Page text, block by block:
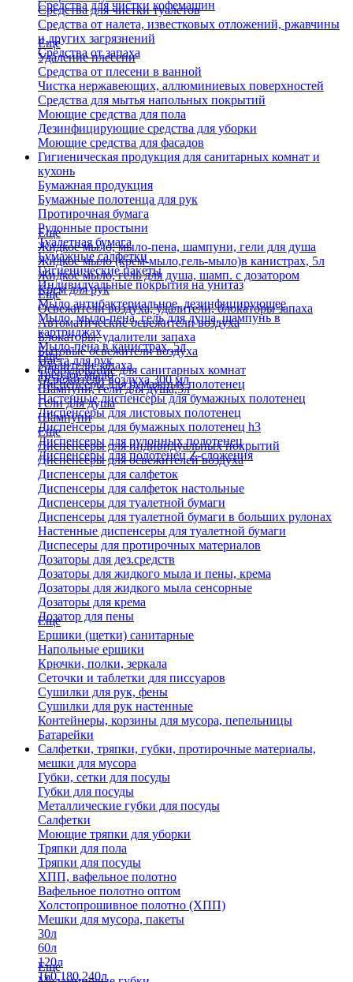
Средства для чистки кофемашин
Средства для чистки туалетов
Средства от налета, известковых отложений, ржавчины
и других загрязнений
Средства от запаха
Еще
Удаление плесени
Средства от плесени в ванной
Чистка нержавеющих, аллюминиевых поверхностей
Средства для мытья напольных покрытий
Моющие средства для пола
Дезинфицирующие средства для уборки
Моющие средства для фасадов
Гигиеническая продукция для санитарных комнат и
кухонь
Бумажная продукция
Бумажные полотенца для рук
Протирочная бумага
Рулонные простыни
Туалетная бумага
Бумажные салфетки
Гигиенические пакеты
Индивидуальные покрытия на унитаз
Еще
Жидкое мыло, мыло-пена, шампуни, гели для душа
Жидкое мыло (крем-мыло,гель-мыло)в канистрах, 5л
Жидкое мыло, гель для душа, шамп. с дозатором
Крем для рук
Мыло антибактериальное, дезинфицирующее
Мыло, мыло-пена, гель для душа, шампунь в
картриджах
Мыло-пена в канистрах, 5л
Паста для рук
Твердое мыло
Шампуни, гели для душа,5л
Гели для душа
Шампуни
Еще
Освежители воздуха, удалители, блокаторы запаха
Автоматические освежители воздуха
Блокаторы, удалители запаха
Бытовые освежители воздуха
Удалители запаха
Освежители воздуха 300 мл
Еще
Оборудование для санитарных комнат
Диспенсеры для бумажных полотенец
Настенные диспенсеры для бумажных полотенец
Диспенсеры для листовых полотенец
Диспенсеры для бумажных полотенец h3
Диспенсеры для рулонных полотенец
Диспенсеры для полотенец Z-сложения
Еще
Диспенсеры для индивидуальных покрытий
Диспенсеры для освежителей воздуха
Диспенсеры для салфеток
Диспенсеры для салфеток настольные
Диспенсеры для туалетной бумаги
Диспенсеры для туалетной бумаги в больших рулонах
Настенные диспенсеры для туалетной бумаги
Диспесеры для протирочных материалов
Дозаторы для дез.средств
Дозаторы для жидкого мыла и пены, крема
Дозаторы для жидкого мыла сенсорные
Дозаторы для крема
Дозатор для пены
Еще
Ершики (щетки) санитарные
Напольные ершики
Крючки, полки, зеркала
Сеточки и таблетки для писсуаров
Сушилки для рук, фены
Сушилки для рук настенные
Контейнеры, корзины для мусора, пепельницы
Батарейки
Салфетки, тряпки, губки, протирочные материалы,
мешки для мусора
Губки, сетки для посуды
Губки для посуды
Металлические губки для посуды
Салфетки
Моющие тряпки для уборки
Тряпки для пола
Тряпки для посуды
ХПП, вафельное полотно
Вафельное полотно оптом
Холстопрошивное полотно (ХПП)
Мешки для мусора, пакеты
30л
60л
120л
160,180,240л
Еще